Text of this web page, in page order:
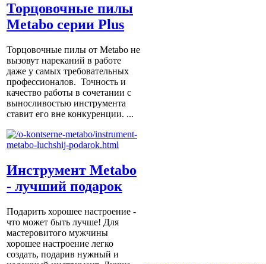
Торцовочные пилы
Metabo серии Plus
Торцовочные пилы от Metabo не
вызовут нареканий в работе
даже у самых требовательных
профессионалов. Точность и
качество работы в сочетании с
выносливостью инструмента
ставит его вне конкуренции. ...
Инструмент Metabo
- лучший подарок
Подарить хорошее настроение -
что может быть лучше! Для
мастеровитого мужчины
хорошее настроение легко
создать, подарив нужный и